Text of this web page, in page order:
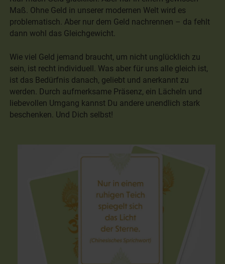
Maß. Ohne Geld in unserer modernen Welt wird es
problematisch. Aber nur dem Geld nachrennen – da fehlt
dann wohl das Gleichgewicht.
Wie viel Geld jemand braucht, um nicht unglücklich zu
sein, ist recht individuell. Was aber für uns alle gleich ist,
ist das Bedürfnis danach, geliebt und anerkannt zu
werden. Durch aufmerksame Präsenz, ein Lächeln und
liebevollen Umgang kannst Du andere unendlich stark
beschenken. Und Dich selbst!